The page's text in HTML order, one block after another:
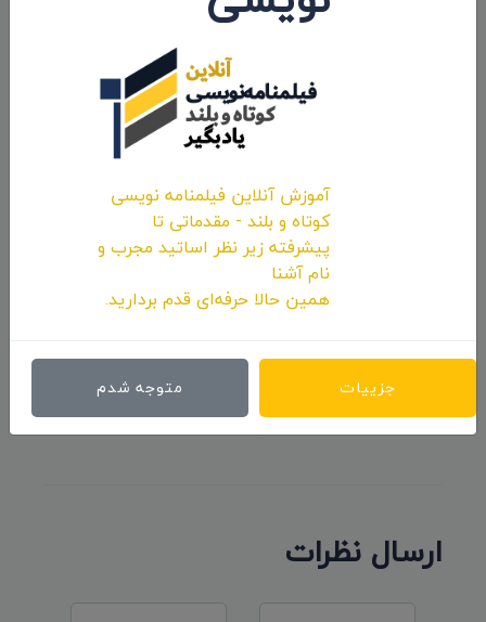
حضور انیمیشن کوتاه «پوتین» سید محسن
نظرات 0
اولین کامنت و یا نظر را شما ثبت کنید.
ارسال نظرات
آموزش آنلاین فیلمنامه نویسی
کوتاه و بلند - مقدماتی تا
پیشرفته زیر نظر اساتید مجرب و
نام آشنا
همین حالا حرفه‌ای قدم بردارید.
جزییات متوجه شدم